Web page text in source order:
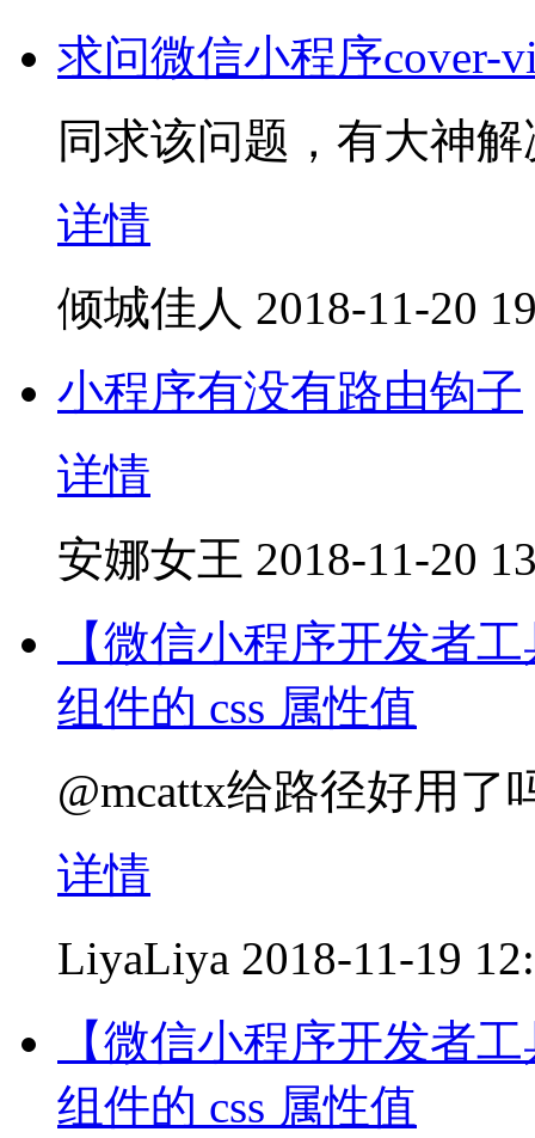
求问微信小程序cover-
同求该问题，有大神
详情
倾城佳人 2018-11-20
小程序有没有路由钩子
详情
安娜女王 2018-11-20
【微信小程序开发者
组件的 css 属性值
@mcattx给路径好用了
详情
LiyaLiya 2018-11-19
【微信小程序开发者
组件的 css 属性值